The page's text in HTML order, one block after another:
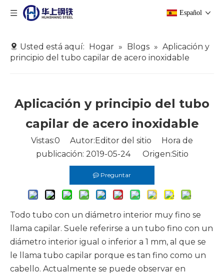
Español
Usted está aquí: Hogar » Blogs » Aplicación y
principio del tubo capilar de acero inoxidable
Aplicación y principio del tubo
capilar de acero inoxidable
Vistas:0 Autor:Editor del sitio Hora de
publicación: 2019-05-24 Origen:Sitio
Preguntar
Todo tubo con un diámetro interior muy fino se
llama capilar. Suele referirse a un tubo fino con un
diámetro interior igual o inferior a 1 mm, al que se
le llama tubo capilar porque es tan fino como un
cabello. Actualmente se puede observar en